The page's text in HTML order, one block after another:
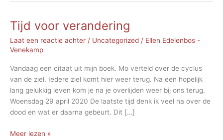
Tijd voor verandering
Laat een reactie achter / Uncategorized / Ellen Edelenbos -
Venekamp
Vandaag een citaat uit mijn boek. Mo verteld over de cyclus
van de ziel. Iedere ziel komt hier weer terug. Na een hopelijk
lang gelukkig leven kom je na je overlijden weer bij ons terug.
Woensdag 29 april 2020 De laatste tijd denk ik veel na over de
dood en wat er daarna gebeurt. Dit […]
Tijd
Meer lezen »